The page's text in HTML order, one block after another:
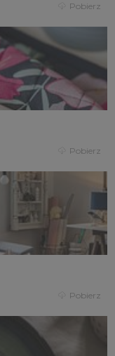
Pobierz
Pobierz
Pobierz